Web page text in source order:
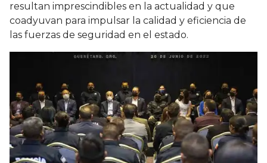
resultan imprescindibles en la actualidad y que
coadyuvan para impulsar la calidad y eficiencia de
las fuerzas de seguridad en el estado.